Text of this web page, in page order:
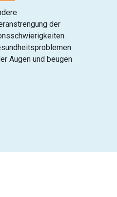
der
Augen und beugen